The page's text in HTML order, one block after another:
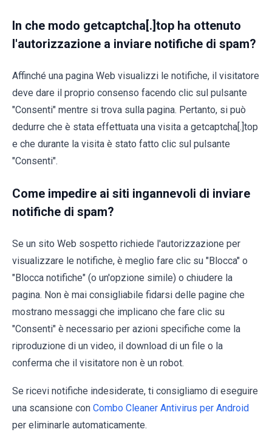
In che modo getcaptcha[.]top ha ottenuto
l'autorizzazione a inviare notifiche di spam?
Affinché una pagina Web visualizzi le notifiche, il visitatore
deve dare il proprio consenso facendo clic sul pulsante
"Consenti" mentre si trova sulla pagina. Pertanto, si può
dedurre che è stata effettuata una visita a getcaptcha[.]top
e che durante la visita è stato fatto clic sul pulsante
"Consenti".
Come impedire ai siti ingannevoli di inviare
notifiche di spam?
Se un sito Web sospetto richiede l'autorizzazione per
visualizzare le notifiche, è meglio fare clic su "Blocca" o
"Blocca notifiche" (o un'opzione simile) o chiudere la
pagina. Non è mai consigliabile fidarsi delle pagine che
mostrano messaggi che implicano che fare clic su
"Consenti" è necessario per azioni specifiche come la
riproduzione di un video, il download di un file o la
conferma che il visitatore non è un robot.
Se ricevi notifiche indesiderate, ti consigliamo di eseguire
una scansione con Combo Cleaner Antivirus per Android
per eliminarle automaticamente.